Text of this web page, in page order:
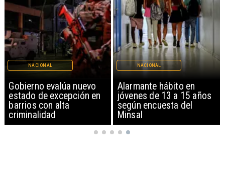
Gobierno evalúa nuevo
estado de excepción en
barrios con alta
criminalidad
NACIONAL
Alarmante hábito en
jóvenes de 13 a 15 años
según encuesta del
Minsal
NACIONAL